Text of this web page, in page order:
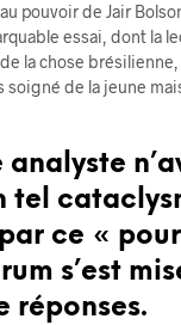
pouvoir de Jair
essai, dont la
la chose
de la jeune
analyste
tel
ce «
s’est
réponses.